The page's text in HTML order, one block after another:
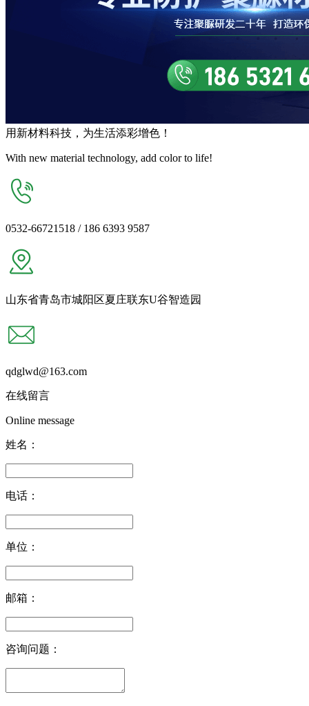
用 新材料科技，为生活添彩增色 ！
With new material technology, add color to life!
0532-66721518 / 186 6393 9587
山东省青岛市城阳区夏庄联东U谷智造园
qdglwd@163.com
在线留言
Online message
姓名：
电话：
单位：
邮箱：
咨询问题：